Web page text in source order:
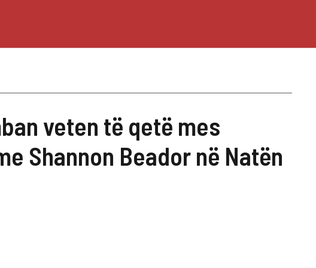
veten të qetë mes
Shannon Beador në Natën